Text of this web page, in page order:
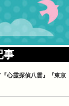
事
心霊探偵八雲』『東京